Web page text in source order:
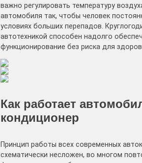
важно регулировать температуру
автомобиля так, чтобы человек
условиях больших перепадов.
автотехникой способен надолго
функционирование без риска для
Как работает
кондиционер
Принцип работы всех современных
схематически несложен, во многом